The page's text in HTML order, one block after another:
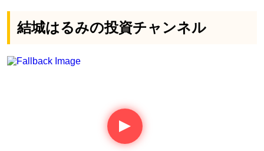
結城はるみの投資チャンネル